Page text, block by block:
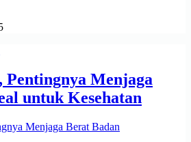
Pentingnya Menjaga
untuk Kesehatan